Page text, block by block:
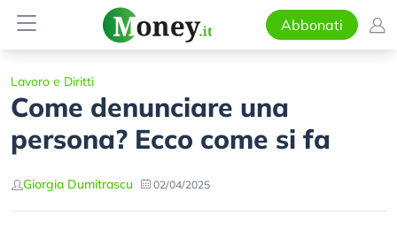
Abbonati
Lavoro e Diritti
Come denunciare una
persona? Ecco come si fa
Giorgia Dumitrascu 02/04/2025